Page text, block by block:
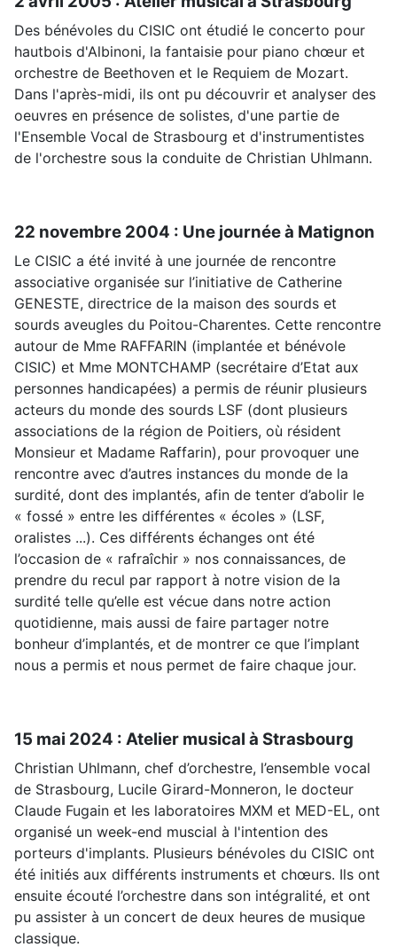
Des bénévoles du CISIC ont étudié le concerto pour
hautbois d'Albinoni, la fantaisie pour piano chœur et
orchestre de Beethoven et le Requiem de Mozart.
Dans l'après-midi, ils ont pu découvrir et analyser des
oeuvres en présence de solistes, d'une partie de
l'Ensemble Vocal de Strasbourg et d'instrumentistes
de l'orchestre sous la conduite de Christian Uhlmann.
22 novembre 2004 : Une journée à Matignon
Le CISIC a été invité à une journée de rencontre
associative organisée sur l’initiative de Catherine
GENESTE, directrice de la maison des sourds et
sourds aveugles du Poitou-Charentes. Cette rencontre
autour de Mme RAFFARIN (implantée et bénévole
CISIC) et Mme MONTCHAMP (secrétaire d’Etat aux
personnes handicapées) a permis de réunir plusieurs
acteurs du monde des sourds LSF (dont plusieurs
associations de la région de Poitiers, où résident
Monsieur et Madame Raffarin), pour provoquer une
rencontre avec d’autres instances du monde de la
surdité, dont des implantés, afin de tenter d’abolir le
« fossé » entre les différentes « écoles » (LSF,
oralistes ...). Ces différents échanges ont été
l’occasion de « rafraîchir » nos connaissances, de
prendre du recul par rapport à notre vision de la
surdité telle qu’elle est vécue dans notre action
quotidienne, mais aussi de faire partager notre
bonheur d’implantés, et de montrer ce que l’implant
nous a permis et nous permet de faire chaque jour.
15 mai 2024 : Atelier musical à Strasbourg
Christian Uhlmann, chef d’orchestre, l’ensemble vocal
de Strasbourg, Lucile Girard-Monneron, le docteur
Claude Fugain et les laboratoires MXM et MED-EL, ont
organisé un week-end muscial à l'intention des
porteurs d'implants. Plusieurs bénévoles du CISIC ont
été initiés aux différents instruments et chœurs. Ils ont
ensuite écouté l’orchestre dans son intégralité, et ont
pu assister à un concert de deux heures de musique
classique.